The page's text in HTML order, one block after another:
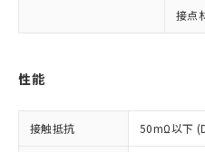
接点
性能
接触抵抗 50mΩ以下
ご利用条件
有に対応した製品に
商品です。